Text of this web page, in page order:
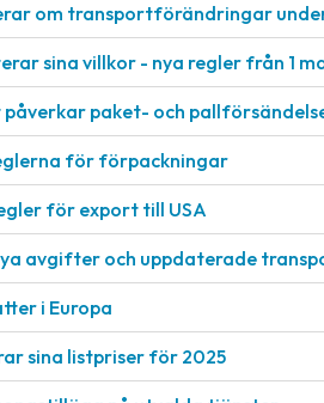
om transportförändringar
sina villkor - nya regler från 1
paket- och
för förpackningar
för export till USA
avgifter och uppdaterade
i Europa
sina listpriser för 2025